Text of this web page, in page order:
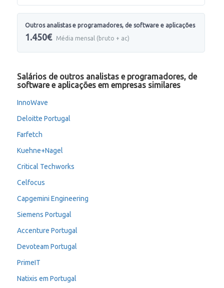
Outros analistas e programadores, de software e aplicações
1.450€ Média mensal (bruto + ac)
Salários de outros analistas e programadores, de
software e aplicações em empresas similares
InnoWave
Deloitte Portugal
Farfetch
Kuehne+Nagel
Critical Techworks
Celfocus
Capgemini Engineering
Siemens Portugal
Accenture Portugal
Devoteam Portugal
PrimeIT
Natixis em Portugal